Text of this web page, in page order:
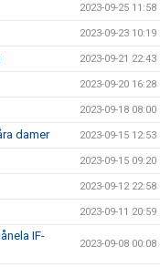
2023-09-25 11:58
2023-09-23 10:19
2023-09-21 22:43
2023-09-20 16:28
2023-09-18 08:00
damer 2023-09-15 12:53
2023-09-15 09:20
2023-09-12 22:58
2023-09-11 20:59
IF-
2023-09-08 00:08